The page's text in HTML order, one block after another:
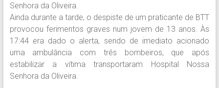
Senhora da Oliveira.
Ainda durante a tarde, o despiste de um praticante de BTT
provocou ferimentos graves num jovem de 13 anos. Às
17:44 era dado o alerta, sendo de imediato acionado
uma ambulância com três bombeiros, que após
estabilizar a vítima transportaram Hospital Nossa
Senhora da Oliveira.